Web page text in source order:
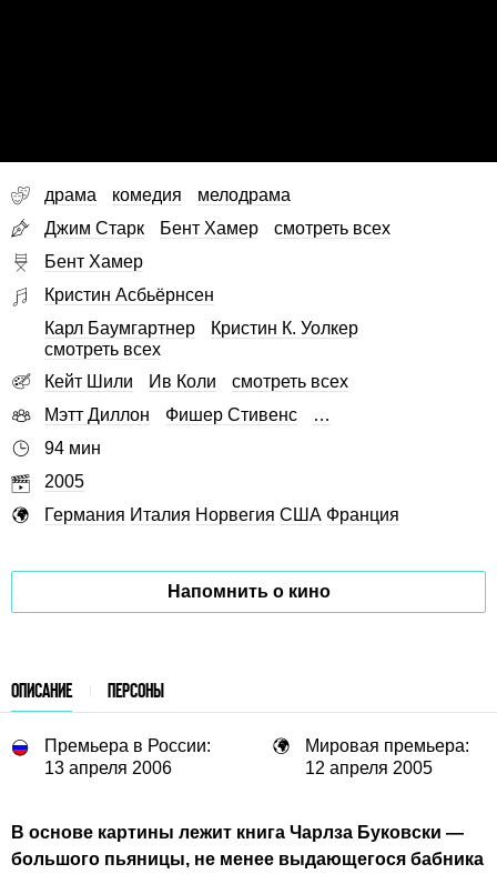
драма комедия
мелодрама
Джим Старк
Бент Хамер
смотреть всех
Бент Хамер
Кристин Асбьёрнсен
Карл Баумгартнер
Кристин К. Уолкер
смотреть всех
Кейт Шили
Ив Коли
смотреть всех
Мэтт Диллон
Фишер Стивенс
…
94 мин
2005
Германия Италия Норвегия США Франция
Напомнить о кино
ОПИСАНИЕ ПЕРСОНЫ
Премьера в России:
13 апреля 2006
Мировая премьера:
12 апреля 2005
В основе картины лежит книга Чарлза Буковски —
большого пьяницы, не менее выдающегося бабника